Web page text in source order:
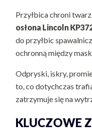
Przyłbica chroni twarz
osłona Lincoln
do przyłbic
ochronną między
Odpryski, iskry,
to, co dotychczas
zatrzymuje się na
KLUCZOWE